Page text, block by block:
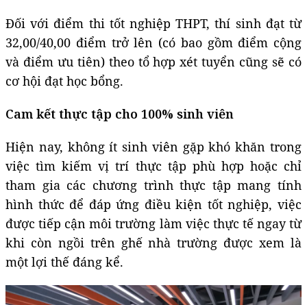
Đối với điểm thi tốt nghiệp THPT, thí sinh đạt từ
32,00/40,00 điểm trở lên (có bao gồm điểm cộng
và điểm ưu tiên) theo tổ hợp xét tuyển cũng sẽ có
cơ hội đạt học bổng.
Cam kết thực tập cho 100% sinh viên
Hiện nay, không ít sinh viên gặp khó khăn trong
việc tìm kiếm vị trí thực tập phù hợp hoặc chỉ
tham gia các chương trình thực tập mang tính
hình thức để đáp ứng điều kiện tốt nghiệp, việc
được tiếp cận môi trường làm việc thực tế ngay từ
khi còn ngồi trên ghế nhà trường được xem là
một lợi thế đáng kể.